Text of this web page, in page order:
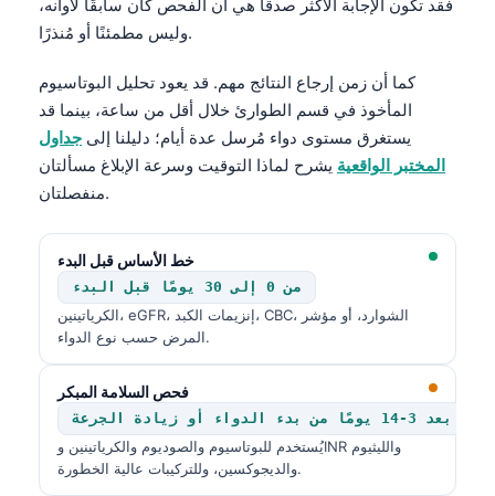
فقد تكون الإجابة الأكثر صدقًا هي أن الفحص كان سابقًا لأوانه،
وليس مطمئنًا أو مُنذرًا.
كما أن زمن إرجاع النتائج مهم. قد يعود تحليل البوتاسيوم
المأخوذ في قسم الطوارئ خلال أقل من ساعة، بينما قد
يستغرق مستوى دواء مُرسل عدة أيام؛ دليلنا إلى جداول
المختبر الواقعية يشرح لماذا التوقيت وسرعة الإبلاغ مسألتان
منفصلتان.
خط الأساس قبل البدء
من 0 إلى 30 يومًا قبل البدء
الكرياتينين، eGFR، إنزيمات الكبد، CBC، الشوارد، أو مؤشر
المرض حسب نوع الدواء.
فحص السلامة المبكر
بعد 3-14 يومًا من بدء الدواء أو زيادة الجرعة
يُستخدم للبوتاسيوم والصوديوم والكرياتينين وINR والليثيوم
والديجوكسين، وللتركيبات عالية الخطورة.